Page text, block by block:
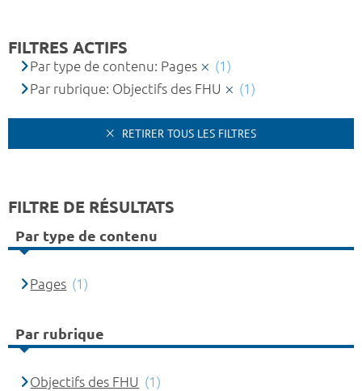
FILTRES ACTIFS
Par type de contenu: Pages
(1)
Par rubrique: Objectifs des FHU
(1)
RETIRER TOUS LES FILTRES
FILTRE DE RÉSULTATS
Par type de contenu
Pages (1)
Par rubrique
Objectifs des FHU (1)